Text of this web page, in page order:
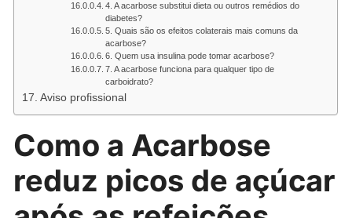
4. A acarbose substitui dieta ou outros remédios do
diabetes?
5. Quais são os efeitos colaterais mais comuns da
acarbose?
6. Quem usa insulina pode tomar acarbose?
7. A acarbose funciona para qualquer tipo de
carboidrato?
Aviso profissional
Como a Acarbose
reduz picos de açúcar